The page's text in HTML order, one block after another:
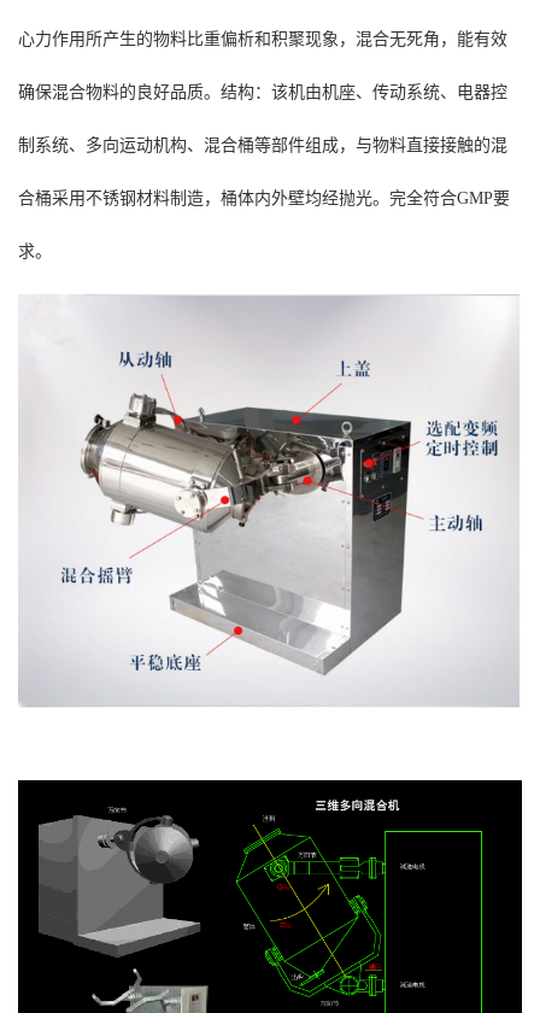
心力作用所产生的物料比重偏析和积聚现象，混合无死角，能有效
确保混合物料的良好品质。结构：该机由机座、传动系统、电器控
制系统、多向运动机构、混合桶等部件组成，与物料直接接触的混
合桶采用不锈钢材料制造，桶体内外壁均经抛光。完全符合GMP要
求。